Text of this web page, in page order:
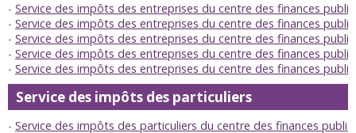
Service des impôts des entreprises du centre des finances
Service des impôts des entreprises du centre des finances
Service des impôts des entreprises du centre des finances
Service des impôts des entreprises du centre des finances
Service des impôts des entreprises du centre des finances
Service des impôts des particuliers
Service des impôts des particuliers du centre des finances